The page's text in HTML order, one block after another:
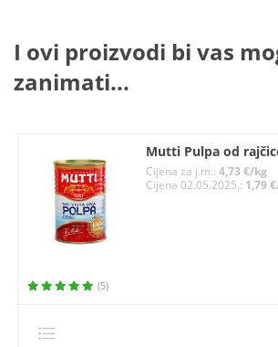
I ovi proizvodi bi vas
zanimati...
Mutti Pulpa od
Cijena za j.m.:4,73 €/kg
Cijena 02.05.2025.: 1,79
(5)